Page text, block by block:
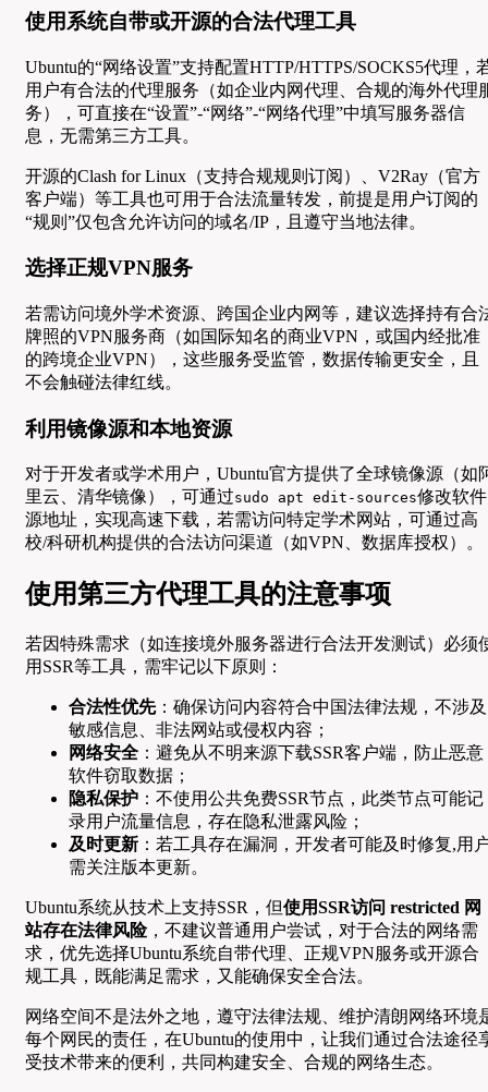
使用系统自带或开源的合法代理工具
Ubuntu的“网络设置”支持配置HTTP/HTTPS/SOCKS5代理，
用户有合法的代理服务（如企业内网代理、合规的海外代理
务），可直接在“设置”-“网络”-“网络代理”中填写服务器信
息，无需第三方工具。
开源的Clash for Linux（支持合规规则订阅）、V2Ray（官方
客户端）等工具也可用于合法流量转发，前提是用户订阅的
“规则”仅包含允许访问的域名/IP，且遵守当地法律。
选择正规VPN服务
若需访问境外学术资源、跨国企业内网等，建议选择持有合
牌照的VPN服务商（如国际知名的商业VPN，或国内经批准
的跨境企业VPN），这些服务受监管，数据传输更安全，且
不会触碰法律红线。
利用镜像源和本地资源
对于开发者或学术用户，Ubuntu官方提供了全球镜像源（如
里云、清华镜像），可通过sudo apt edit-sources修改软件
源地址，实现高速下载，若需访问特定学术网站，可通过高
校/科研机构提供的合法访问渠道（如VPN、数据库授权）。
使用第三方代理工具的注意事项
若因特殊需求（如连接境外服务器进行合法开发测试）必须
用SSR等工具，需牢记以下原则：
合法性优先：确保访问内容符合中国法律法规，不涉及
敏感信息、非法网站或侵权内容；
网络安全 ：避免从不明来源下载SSR客户端，防止恶意
软件窃取数据；
隐私保护 ：不使用公共免费SSR节点，此类节点可能记
录用户流量信息，存在隐私泄露风险；
及时更新 ：若工具存在漏洞，开发者可能及时修复,用
需关注版本更新。
Ubuntu系统从技术上支持SSR，但使用SSR访问 restricted 网
站存在法律风险，不建议普通用户尝试，对于合法的网络需
求，优先选择Ubuntu系统自带代理、正规VPN服务或开源合
规工具，既能满足需求，又能确保安全合法。
网络空间不是法外之地，遵守法律法规、维护清朗网络环境
每个网民的责任，在Ubuntu的使用中，让我们通过合法途径
受技术带来的便利，共同构建安全、合规的网络生态。